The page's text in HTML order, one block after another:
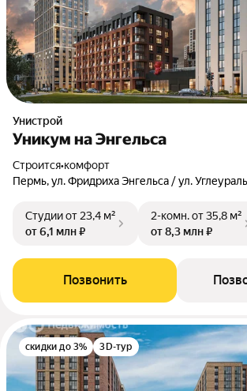
Унистрой
Уникум на Энгельса
Строится•комфорт
Пермь, ул. Фридриха Энгельса / ул.
Студииот 23,4 м²
от 6,1 млн ₽
2-комн.от 35,8 м²
от 8,3 млн ₽
Позвонить
скидки до 3% 3D-тур